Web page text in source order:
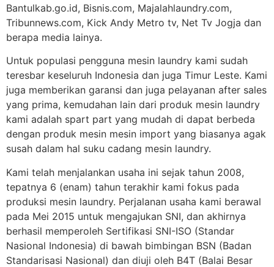
Bantulkab.go.id, Bisnis.com, Majalahlaundry.com,
Tribunnews.com, Kick Andy Metro tv, Net Tv Jogja dan
berapa media lainya.
Untuk populasi pengguna mesin laundry kami sudah
teresbar keseluruh Indonesia dan juga Timur Leste. Kami
juga memberikan garansi dan juga pelayanan after sales
yang prima, kemudahan lain dari produk mesin laundry
kami adalah spart part yang mudah di dapat berbeda
dengan produk mesin mesin import yang biasanya agak
susah dalam hal suku cadang mesin laundry.
Kami telah menjalankan usaha ini sejak tahun 2008,
tepatnya 6 (enam) tahun terakhir kami fokus pada
produksi mesin laundry. Perjalanan usaha kami berawal
pada Mei 2015 untuk mengajukan SNI, dan akhirnya
berhasil memperoleh Sertifikasi SNI-ISO (Standar
Nasional Indonesia) di bawah bimbingan BSN (Badan
Standarisasi Nasional) dan diuji oleh B4T (Balai Besar